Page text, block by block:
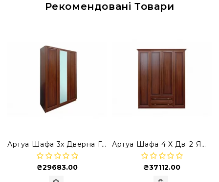
Рекомендовані Товари
Артуа Шафа 3х Дверна ГР-Ш 3.3
₴29683.00
Артуа Шафа 4 Х Дв. 2 Ящ. ГР-Ш 4.3
₴37112.00